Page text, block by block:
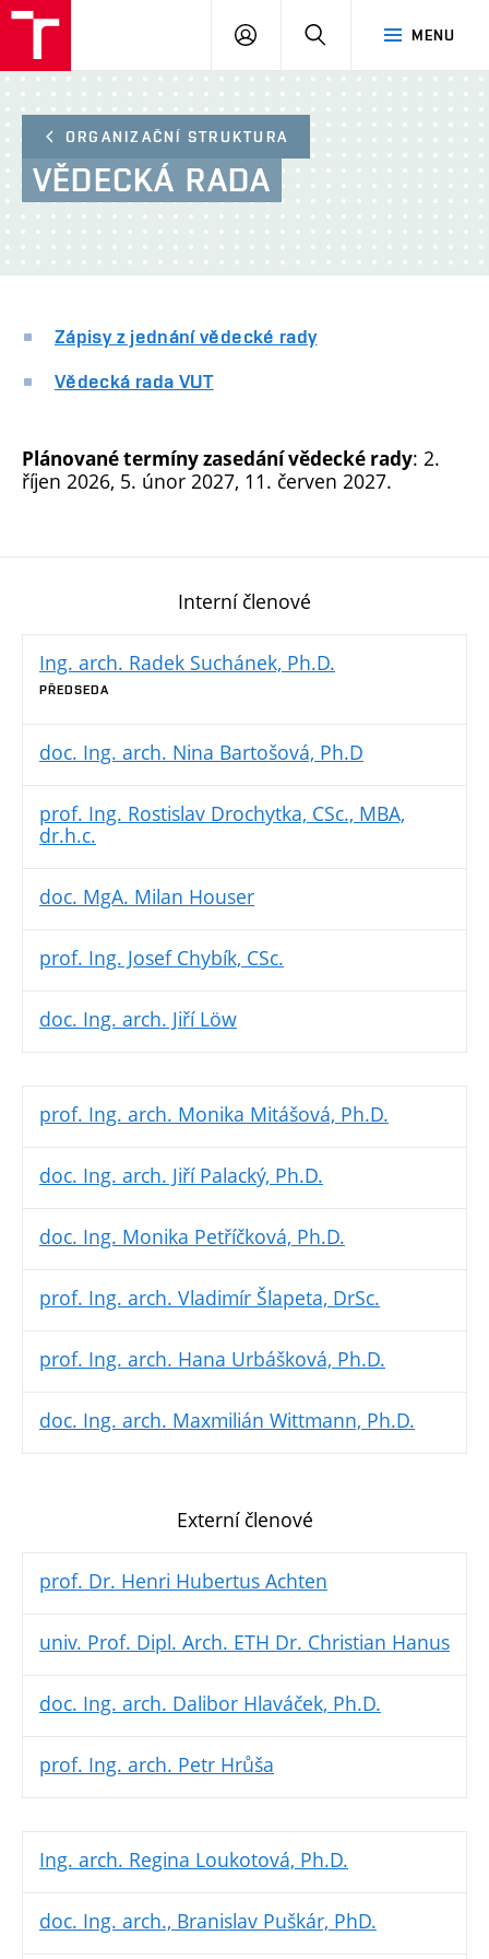
MENU
PŘIHLÁSIT
ORGANIZAČNÍ STRUKTURA
VĚDECKÁ RADA
Zápisy z jednání vědecké rady
Vědecká rada VUT
Plánované termíny zasedání vědecké rady: 2.
říjen 2026, 5. únor 2027, 11. červen 2027.
Interní členové
Ing. arch. Radek Suchánek, Ph.D.
PŘEDSEDA
doc. Ing. arch. Nina Bartošová, Ph.D
prof. Ing. Rostislav Drochytka, CSc., MBA,
dr.h.c.
doc. MgA. Milan Houser
prof. Ing. Josef Chybík, CSc.
doc. Ing. arch. Jiří Löw
prof. Ing. arch. Monika Mitášová, Ph.D.
doc. Ing. arch. Jiří Palacký, Ph.D.
doc. Ing. Monika Petříčková, Ph.D.
prof. Ing. arch. Vladimír Šlapeta, DrSc.
prof. Ing. arch. Hana Urbášková, Ph.D.
doc. Ing. arch. Maxmilián Wittmann, Ph.D.
Externí členové
prof. Dr. Henri Hubertus Achten
univ. Prof. Dipl. Arch. ETH Dr. Christian Hanus
doc. Ing. arch. Dalibor Hlaváček, Ph.D.
prof. Ing. arch. Petr Hrůša
Ing. arch. Regina Loukotová, Ph.D.
doc. Ing. arch., Branislav Puškár, PhD.